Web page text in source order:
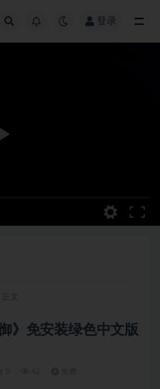
登录
》免安装绿色中文版